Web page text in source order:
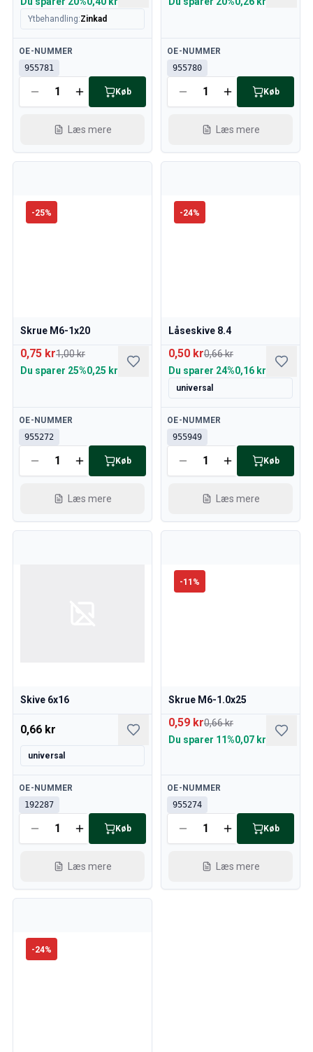
Ytbehandling:Zinkad
Tilgængelig
OE-NUMMER
955781
Køb
Læs mere
Tilgængelig
OE-NUMMER
955780
Køb
Læs mere
-25%
Skrue M6-1x20
0,75 kr1,00 kr
Du sparer 25%0,25 kr
Tilgængelig
OE-NUMMER
955272
Køb
Læs mere
-24%
Låseskive 8.4
0,50 kr0,66 kr
Du sparer 24%0,16 kr
universal
Tilgængelig
OE-NUMMER
955949
Køb
Læs mere
Skive 6x16
0,66 kr
universal
Tilgængelig
OE-NUMMER
192287
Køb
Læs mere
-11 %
Skrue M6-1.0x25
0,59 kr0,66 kr
Du sparer 11%0,07 kr
Tilgængelig
OE-NUMMER
955274
Køb
Læs mere
-24%